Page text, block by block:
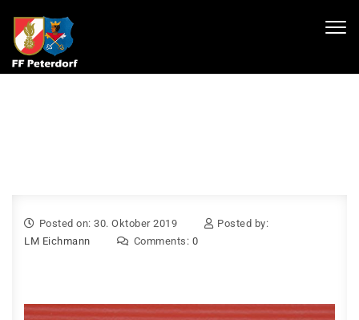
Posted on: 30. Oktober 2019
Posted by:
LM Eichmann
Comments: 0